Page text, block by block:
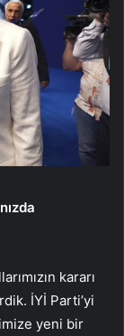
kararı
İYİ Parti’yi
yeni bir